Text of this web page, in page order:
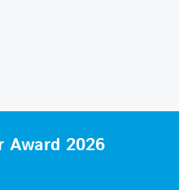
Award 2026